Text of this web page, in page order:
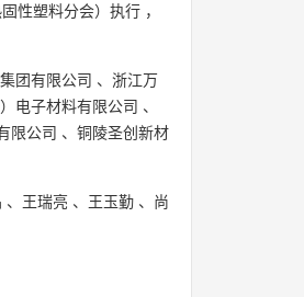
性塑料分会）执行 ，
团有限公司 、 浙江万
电子材料有限公司 、
限公司 、 铜陵圣创新材
、 王瑞亮 、 王玉勤 、 尚